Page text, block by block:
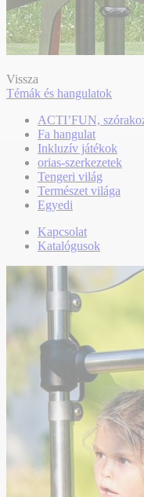
Vissza
Témák és hangulatok
ACTI’FUN,
Fa hangulat
Inkluzív játékok
orias-szerkezetek
Tengeri világ
Természet világa
Egyedi
Kapcsolat
Katalógusok